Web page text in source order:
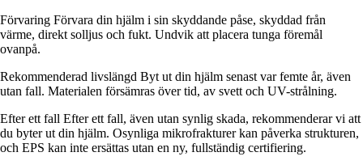
Förvaring Förvara din hjälm i sin skyddande påse, skyddad från
värme, direkt solljus och fukt. Undvik att placera tunga föremål
ovanpå.
Rekommenderad livslängd Byt ut din hjälm senast var femte år, även
utan fall. Materialen försämras över tid, av svett och UV-strålning.
Efter ett fall Efter ett fall, även utan synlig skada, rekommenderar vi att
du byter ut din hjälm. Osynliga mikrofrakturer kan påverka strukturen,
och EPS kan inte ersättas utan en ny, fullständig certifiering.